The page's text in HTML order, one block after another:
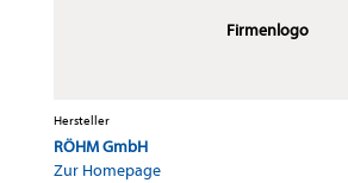
Firmenlogo
Hersteller
RÖHM GmbH
Zur Homepage